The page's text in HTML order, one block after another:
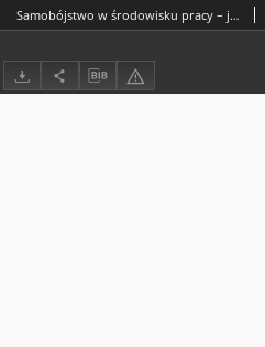
Samobójstwo w środowisku pracy – jak pracować z osobą z zaburzeniami natury psychicznej?